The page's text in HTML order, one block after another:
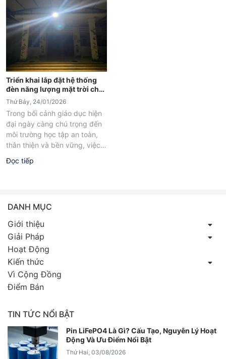
Triển khai lắp đặt hệ thống
đèn năng lượng mặt trời cho
trường mầm non
Thứ Bảy, 24/01/2026
Trong bối cảnh giáo dục hiện
đại ngày càng chú trọng đến
môi trường học tập an toàn,
thân thiện và bền vững, việc
ứng dụng...
Đọc tiếp
DANH MỤC
Giới thiệu
Giải Pháp
Hoạt Động
Kiến thức
Vì Cộng Đồng
Điểm Bán
TIN TỨC NỔI BẬT
Pin LiFePO4 Là Gì? Cấu Tạo, Nguyên Lý Hoạt
Động Và Ưu Điểm Nổi Bật
Thứ Hai, 03/08/2026